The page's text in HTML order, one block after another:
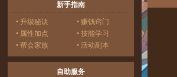
新手指南
• 升级秘诀
• 赚钱窍门
• 属性加点
• 技能学习
• 帮会家族
• 活动副本
自助服务